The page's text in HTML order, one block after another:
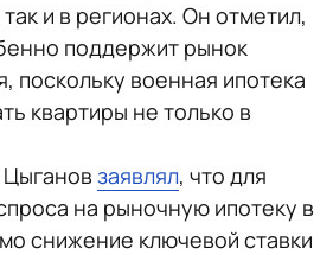
и в регионах. Он отметил,
поддержит рынок
поскольку военная ипотека
квартиры не только в
заявлял, что для
на рыночную ипотеку в
снижение ключевой ставки